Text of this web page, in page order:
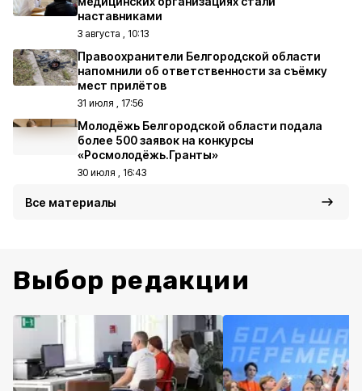
наставниками
3 августа , 10:13
Правоохранители Белгородской области
напомнили об ответственности за съёмку
мест прилётов
31 июля , 17:56
Молодёжь Белгородской области подала
более 500 заявок на конкурсы
«Росмолодёжь.Гранты»
30 июля , 16:43
Все материалы
Выбор редакции